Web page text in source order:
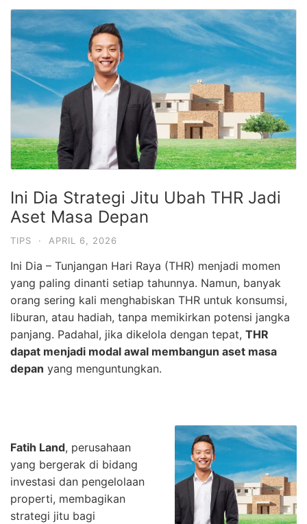
Ini Dia Strategi Jitu Ubah THR Jadi
Aset Masa Depan
TIPS · APRIL 6, 2026
Ini Dia – Tunjangan Hari Raya (THR) menjadi momen
yang paling dinanti setiap tahunnya. Namun, banyak
orang sering kali menghabiskan THR untuk konsumsi,
liburan, atau hadiah, tanpa memikirkan potensi jangka
panjang. Padahal, jika dikelola dengan tepat, THR
dapat menjadi modal awal membangun aset masa
depan yang menguntungkan.
Fatih Land, perusahaan
yang bergerak di bidang
investasi dan pengelolaan
properti, membagikan
strategi jitu bagi